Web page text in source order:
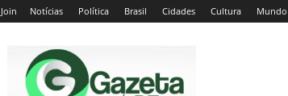
Notícias Política Brasil Cidades Cultura Mundo
do
DF